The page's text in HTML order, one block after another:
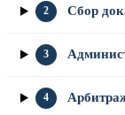
2 Сбор
3
4